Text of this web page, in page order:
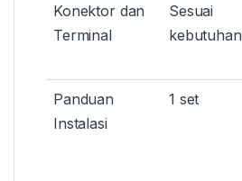
Konektor dan
Terminal
Sesuai
kebutuhan
Panduan
Instalasi
1 set